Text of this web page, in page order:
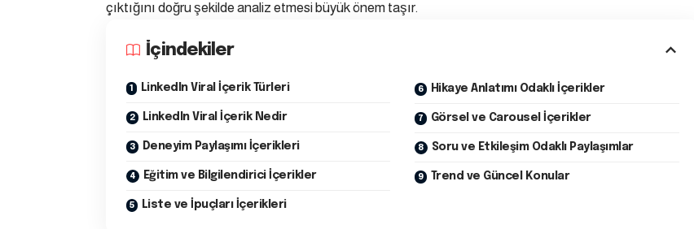
çıktığını doğru şekilde analiz etmesi büyük önem taşır.
İçindekiler
LinkedIn Viral İçerik Türleri
LinkedIn Viral İçerik Nedir
Deneyim Paylaşımı İçerikleri
Eğitim ve Bilgilendirici İçerikler
Liste ve İpuçları İçerikleri
Hikaye Anlatımı Odaklı İçerikler
Görsel ve Carousel İçerikler
Soru ve Etkileşim Odaklı Paylaşımlar
Trend ve Güncel Konular